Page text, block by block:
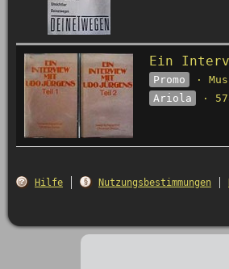
Ein
Promo
·
Ariola
·
Hilfe Nutzungsbestimmungen